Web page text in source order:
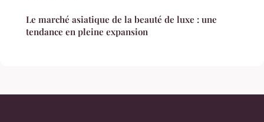
Le marché asiatique de la beauté de luxe : une
tendance en pleine expansion